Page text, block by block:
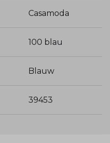
Casamoda
100 blau
Blauw
39453